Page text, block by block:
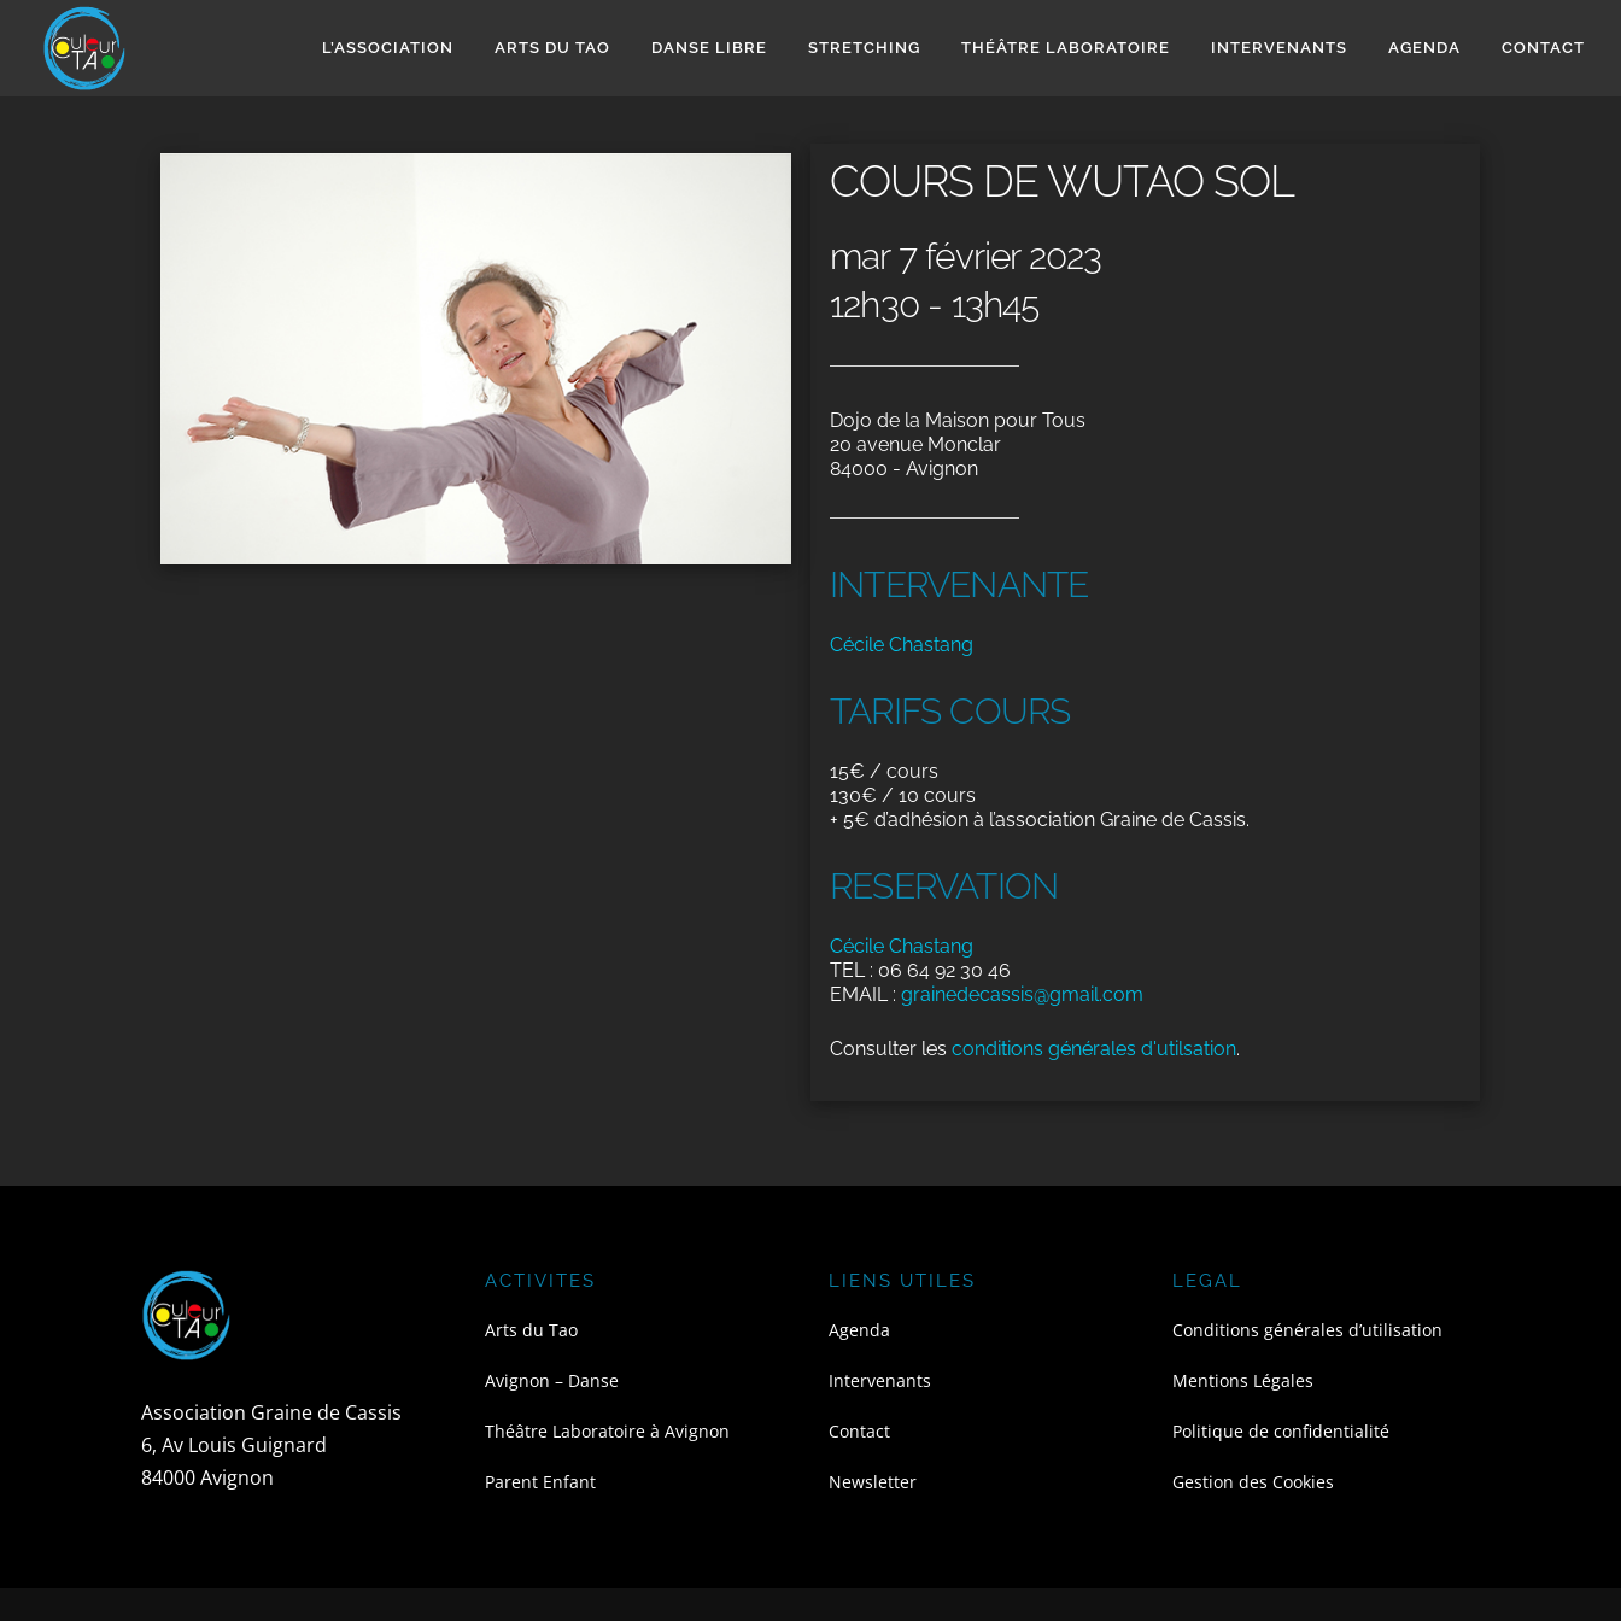
contenu
L’ASSOCIATION ARTS DU TAO DANSE LIBRE STRETCHING THÉÂTRE LABORATOIRE INTERVENANTS AGENDA CONTACT
COURS DE WUTAO SOL
mar 7 février 2023
12h30 - 13h45
Dojo de la Maison pour Tous
20 avenue Monclar
84000 - Avignon
INTERVENANTE
Cécile Chastang
TARIFS COURS
15€ / cours
130€ / 10 cours
+ 5€ d’adhésion à l’association Graine de Cassis.
RESERVATION
Cécile Chastang
TEL : 06 64 92 30 46
EMAIL : grainedecassis@gmail.com
Consulter les conditions générales d'utilsation.
Association Graine de Cassis
6, Av Louis Guignard
84000 Avignon
ACTIVITES
Arts du Tao
Avignon – Danse
Théâtre Laboratoire à Avignon
Parent Enfant
LIENS UTILES
Agenda
Intervenants
Contact
Newsletter
LEGAL
Conditions générales d’utilisation
Mentions Légales
Politique de confidentialité
Gestion des Cookies